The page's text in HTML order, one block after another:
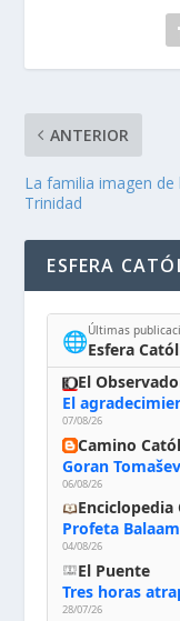
ANTERIOR
La familia imagen de
Trinidad
ESFERA
🌐Últimas
Esfera
El
07/08/26
Camino
06/08/26
Enciclopedia
Profeta Balaam
04/08/26
El Puente
Tres horas
28/07/26